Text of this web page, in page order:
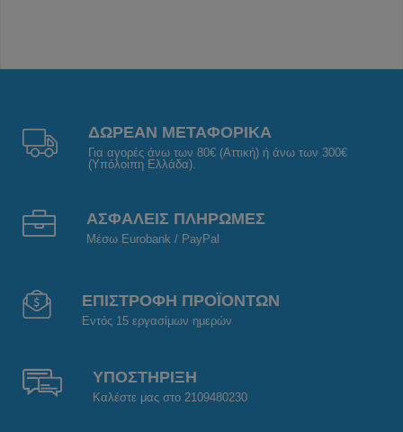
ΔΩΡΕΑΝ ΜΕΤΑΦΟΡΙΚΑ
Για αγορές άνω των 80€ (Αττική) ή άνω των 300€
(Υπόλοιπη Ελλάδα).
ΑΣΦΑΛΕΙΣ ΠΛΗΡΩΜΕΣ
Μέσω Eurobank / PayPal
ΕΠΙΣΤΡΟΦΗ ΠΡΟΪΟΝΤΩΝ
Εντός 15 εργασίμων ημερών
ΥΠΟΣΤΗΡΙΞΗ
Καλέστε μας στο 2109480230